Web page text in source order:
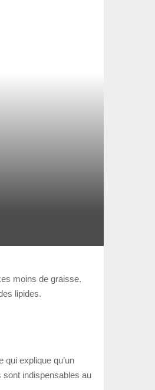
moins de graisse.
lipides.
explique qu’un
indispensables au